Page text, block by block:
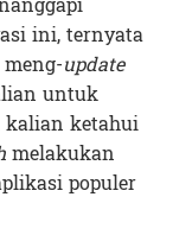
ini, ternyata
update
untuk
kalian ketahui
melakukan
populer